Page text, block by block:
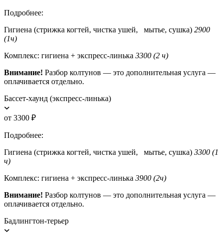
Подробнее:
Гигиена (стрижка когтей, чистка ушей, мытье, сушка) 2900
(1ч)
Комплекс: гигиена + экспресс-линька 3300 (2 ч)
Внимание! Разбор колтунов — это дополнительная услуга —
оплачивается отдельно.
Бассет-хаунд (экспресс-линька)
от 3300 ₽
Подробнее:
Гигиена (стрижка когтей, чистка ушей, мытье, сушка) 3300 (1
ч)
Комплекс: гигиена + экспресс-линька 3900 (2ч)
Внимание! Разбор колтунов — это дополнительная услуга —
оплачивается отдельно.
Бадлингтон-терьер